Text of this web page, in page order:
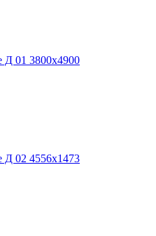
Д 01 3800х4900
Д 02 4556x1473